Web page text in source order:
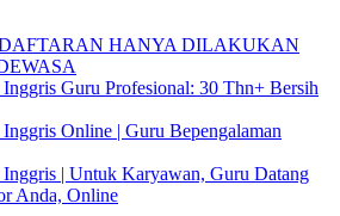
HANYA DILAKUKAN
Inggris Guru Profesional: 30 Thn+ Bersih
Online | Guru Bepengalaman
Inggris | Untuk Karyawan, Guru Datang
Anda, Online